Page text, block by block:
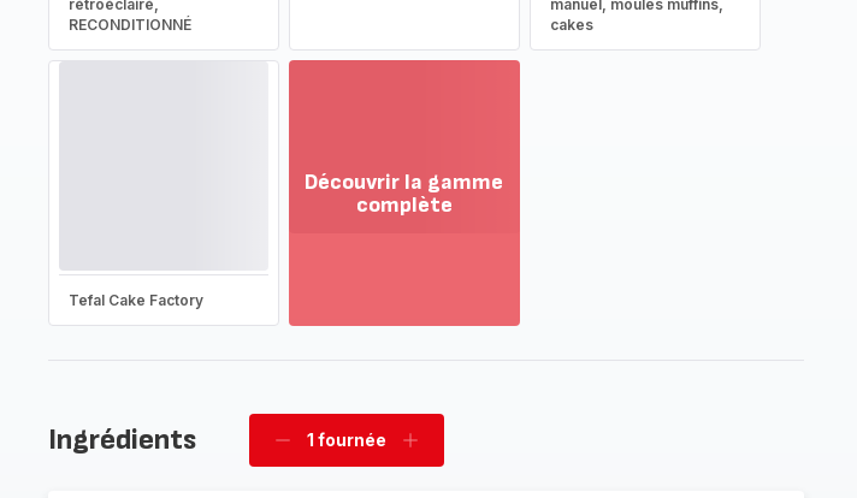
rétroéclairé,
RECONDITIONNÉ
manuel, moules muffins,
cakes
Tefal Cake Factory
Découvrir la gamme
complète
la
Ingrédients
Supprimer
1 fournée
Ajouter